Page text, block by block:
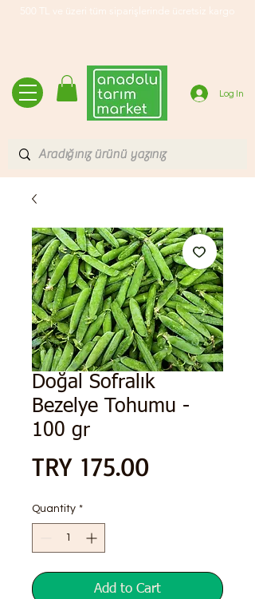
500 TL ve üzeri tüm siparişlerinde ücretsiz kargo
Log In
Doğal Sofralık
Bezelye Tohumu -
100 gr
TRY 175.00Price
Quantity *
Add to Cart